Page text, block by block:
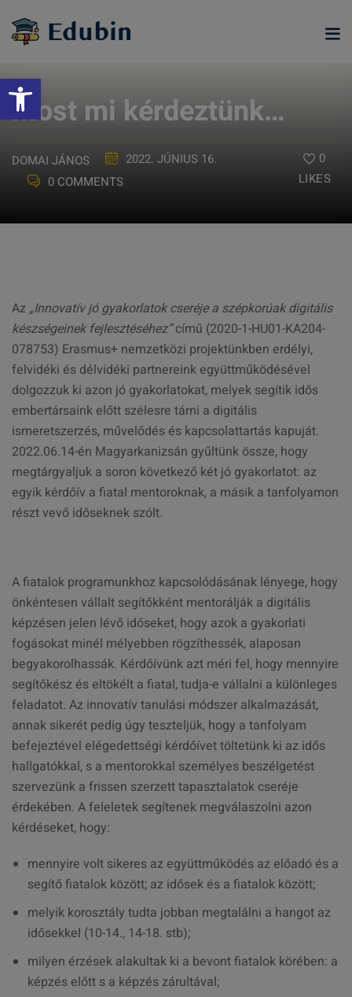
Eszköztár megnyitása
content
Most mi kérdeztünk…
DOMAI JÁNOS
2022. JÚNIUS 16.
0 COMMENTS
0
LIKES
Az„Innovatív jó gyakorlatok cseréje a szépkorúak digitális
készségeinek fejlesztéséhez”című (2020-1-HU01-KA204-
078753) Erasmus+ nemzetközi projektünkben erdélyi,
felvidéki és délvidéki partnereink együttműködésével
dolgozzuk ki azon jó gyakorlatokat, melyek segítik idős
embertársaink előtt szélesre tárni a digitális
ismeretszerzés, művelődés és kapcsolattartás kapuját.
2022.06.14-én Magyarkanizsán gyűltünk össze, hogy
megtárgyaljuk a soron következő két jó gyakorlatot: az
egyik kérdőív a fiatal mentoroknak, a másik a tanfolyamon
részt vevő időseknek szólt.
A fiatalok programunkhoz kapcsolódásának lényege, hogy
önkéntesen vállalt segítőkként mentorálják a digitális
képzésen jelen lévő időseket, hogy azok a gyakorlati
fogásokat minél mélyebben rögzíthessék, alaposan
begyakorolhassák. Kérdőívünk azt méri fel, hogy mennyire
segítőkész és eltökélt a fiatal, tudja-e vállalni a különleges
feladatot. Az innovatív tanulási módszer alkalmazását,
annak sikerét pedig úgy teszteljük, hogy a tanfolyam
befejeztével elégedettségi kérdőívet töltetünk ki az idős
hallgatókkal, s a mentorokkal személyes beszélgetést
szervezünk a frissen szerzett tapasztalatok cseréje
érdekében. A feleletek segítenek megválaszolni azon
kérdéseket, hogy:
mennyire volt sikeres az együttműködés az előadó és a
segítő fiatalok között; az idősek és a fiatalok között;
melyik korosztály tudta jobban megtalálni a hangot az
idősekkel (10-14., 14-18. stb);
milyen érzések alakultak ki a bevont fiatalok körében: a
képzés előtt s a képzés zárultával;